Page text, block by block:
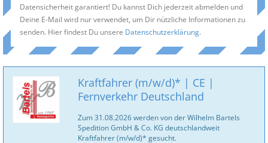
Datensicherheit garantiert! Du kannst Dich jederzeit abmelden und
Deine E-Mail wird nur verwendet, um Dir nützliche Informationen zu
senden. Hier findest Du unsere Datenschutzerklärung.
Kraftfahrer (m/w/d)* | CE |
Fernverkehr Deutschland
Zum 31.08.2026 werden von der Wilhelm Bartels
Spedition GmbH & Co. KG deutschlandweit
Kraftfahrer (m/w/d)* gesucht.